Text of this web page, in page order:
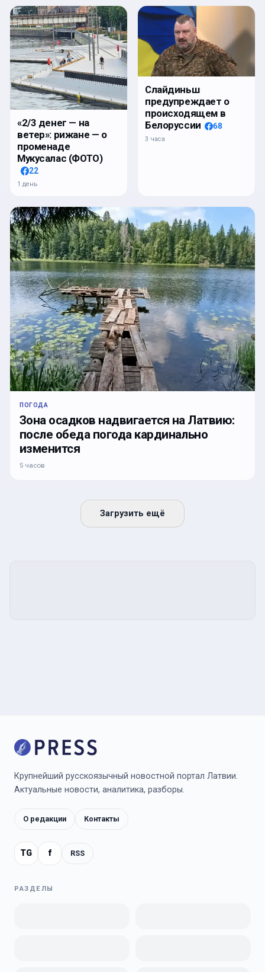
«2/3 денег — на
ветер»: рижане — о
променаде
Мукусалас (ФОТО)
22
1 день
Слайдиньш
предупреждает о
происходящем в
Белоруссии
68
3 часа
ПОГОДА
Зона осадков надвигается на Латвию:
после обеда погода кардинально
изменится
5 часов
Загрузить ещё
Крупнейший русскоязычный новостной портал Латвии.
Актуальные новости, аналитика, разборы.
О редакции Контакты
TG f RSS
РАЗДЕЛЫ